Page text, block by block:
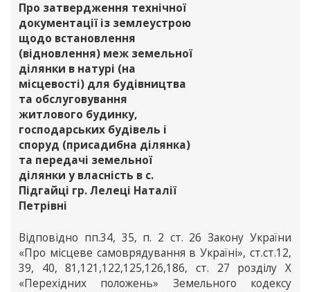
Про затвердження технічної
документації із землеустрою
щодо встановлення
(відновлення) меж земельної
ділянки в натурі (на
місцевості) для будівництва
та обслуговування
житлового будинку,
господарських будівель і
споруд (присадибна ділянка)
та передачі земельної
ділянки у власність в с.
Підгайці гр. Лелеці Наталії
Петрівні
Відповідно пп.34, 35, п. 2 ст. 26 Закону України
«Про місцеве самоврядування в Україні», ст.ст.12,
39, 40, 81,121,122,125,126,186, ст. 27 розділу Х
«Перехідних положень» Земельного кодексу